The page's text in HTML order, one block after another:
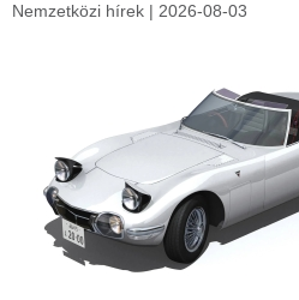
Nemzetközi hírek | 2026-08-03